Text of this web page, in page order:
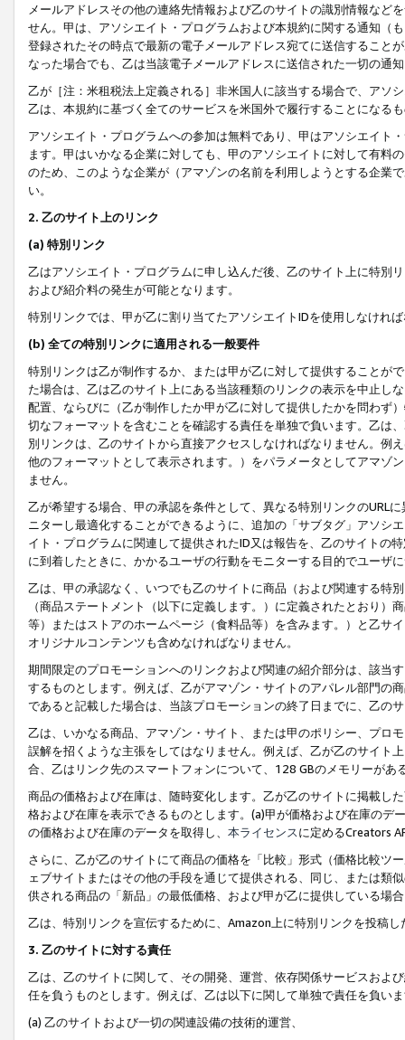
メールアドレスその他の連絡先情報および乙のサイトの識別情報など
せん。甲は、アソシエイト・プログラムおよび本規約に関する通知（
登録されたその時点で最新の電子メールアドレス宛てに送信すること
なった場合でも、乙は当該電子メールアドレスに送信された一切の通
乙が［注：米租税法上定義される］非米国人に該当する場合で、アソ
乙は、本規約に基づく全てのサービスを米国外で履行することになる
アソシエイト・プログラムへの参加は無料であり、甲はアソシエイト
ます。甲はいかなる企業に対しても、甲のアソシエイトに対して有料
のため、このような企業が（アマゾンの名前を利用しようとする企業
い。
2. 乙のサイト上のリンク
(a) 特別リンク
乙はアソシエイト・プログラムに申し込んだ後、乙のサイト上に特別
および紹介料の発生が可能となります。
特別リンクでは、甲が乙に割り当てたアソシエイトIDを使用しなけれ
(b) 全ての特別リンクに適用される一般要件
特別リンクは乙が制作するか、または甲が乙に対して提供することが
た場合は、乙は乙のサイト上にある当該種類のリンクの表示を中止し
配置、ならびに（乙が制作したか甲が乙に対して提供したかを問わず
切なフォーマットを含むことを確認する責任を単独で負います。乙は
別リンクは、乙のサイトから直接アクセスしなければなりません。例
他のフォーマットとして表示されます。）をパラメータとしてアマゾ
ません。
乙が希望する場合、甲の承認を条件として、異なる特別リンクのURL
ニターし最適化することができるように、追加の「サブタグ」アソシ
イト・プログラムに関連して提供されたID又は報告を、乙のサイトの
に到着したときに、かかるユーザの行動をモニターする目的でユーザ
乙は、甲の承認なく、いつでも乙のサイトに商品（および関連する特
（商品ステートメント（以下に定義します。）に定義されたとおり
等）またはストアのホームページ（食料品等）を含みます。）と乙サ
オリジナルコンテンツも含めなければなりません。
期間限定のプロモーションへのリンクおよび関連の紹介部分は、該当
するものとします。例えば、乙がアマゾン・サイトのアパレル部門の
であると記載した場合は、当該プロモーションの終了日までに、乙の
乙は、いかなる商品、アマゾン・サイト、または甲のポリシー、プロ
誤解を招くような主張をしてはなりません。例えば、乙が乙のサイト
合、乙はリンク先のスマートフォンについて、128 GBのメモリーがあ
商品の価格および在庫は、随時変化します。乙が乙のサイトに掲載し
格および在庫を表示できるものとします。(a)甲が価格および在庫の
の価格および在庫のデータを取得し、 本ライセンスに定めるCreators
さらに、乙が乙のサイトにて商品の価格を「比較」形式（価格比較ツ
ェブサイトまたはその他の手段を通じて提供される、同じ、または類
供される商品の「新品」の最低価格、および甲が乙に提供している場
乙は、特別リンクを宣伝するために、Amazon上に特別リンクを投稿
3. 乙のサイトに対する責任
乙は、乙のサイトに関して、その開発、運営、依存関係サービスおよ
任を負うものとします。例えば、乙は以下に関して単独で責任を負い
(a) 乙のサイトおよび一切の関連設備の技術的運営、